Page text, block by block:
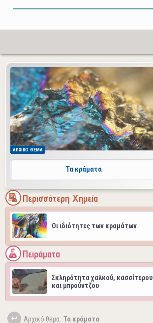
ΑΡΧΙΚΟ ΘΕΜΑ
Τα κράματα
Περισσότερη Χημεία
Oι ιδιότητες των κραμάτων
Πειράματα
Σκληρότητα χαλκού, κασσίτερου
και μπρούντζου
Aρχικό θέμα: Τα κράματα